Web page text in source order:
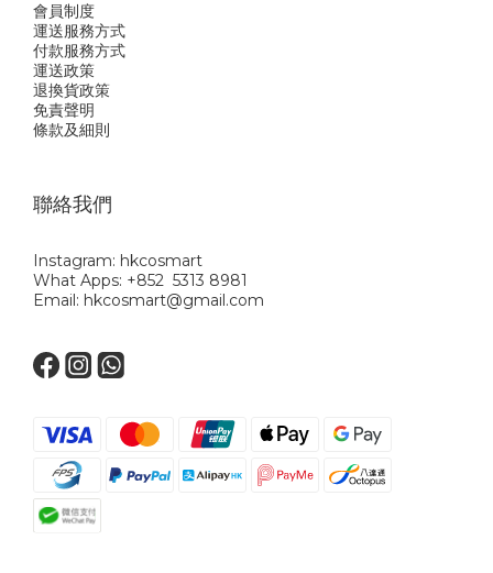
會員制度
運送服務方式
付款服務方式
運送政策
退換貨政策
免責聲明
條款及細則
聯絡我們
Instagram: hkcosmart
What Apps: +852 5313 8981
Email: hkcosmart@gmail.com